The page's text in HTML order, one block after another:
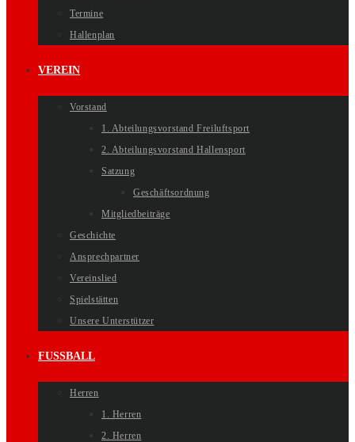
Termine
Hallenplan
VEREIN
Vorstand
1. Abteilungsvorstand Freiluftsport
2. Abteilungsvorstand Hallensport
Satzung
Geschäftsordnung
Mitgliedbeiträge
Geschichte
Ansprechpartner
Vereinslied
Spielstätten
Unsere Unterstützer
FUSSBALL
Herren
1. Herren
2. Herren